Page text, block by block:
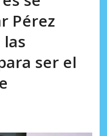
Pérez
las
ser el